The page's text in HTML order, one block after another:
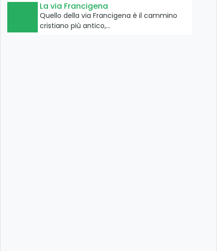
La via Francigena
Quello della via Francigena è il cammino
cristiano più antico,…